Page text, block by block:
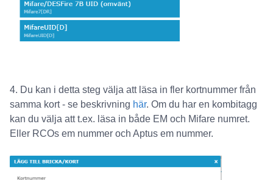
4. Du kan i detta steg välja att läsa in fler kortnummer från
samma kort - se beskrivning här. Om du har en kombitagg
kan du välja att t.ex. läsa in både EM och Mifare numret.
Eller RCOs em nummer och Aptus em nummer.